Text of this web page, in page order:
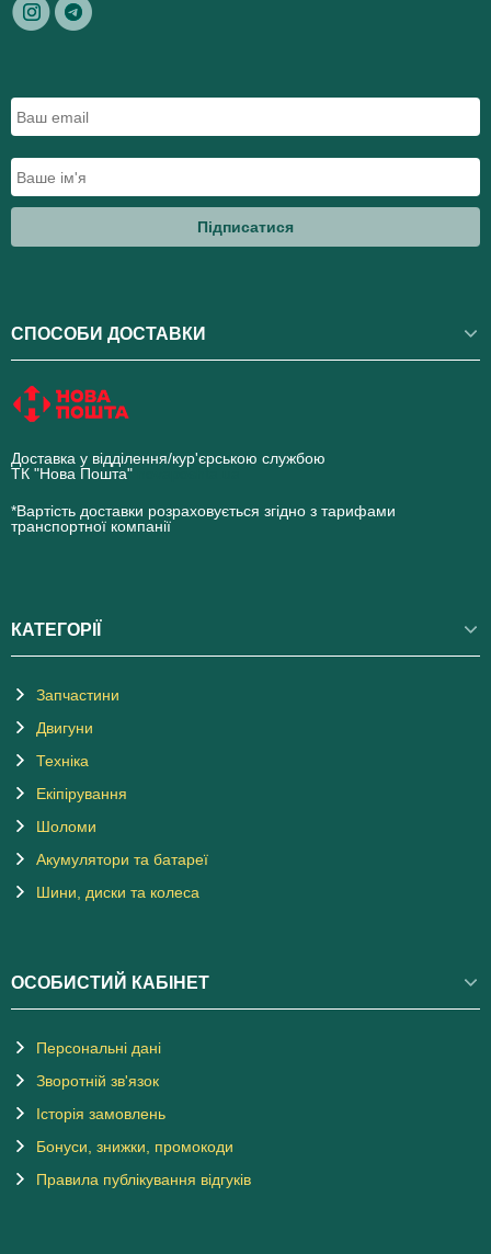
Підписатися
СПОСОБИ ДОСТАВКИ
Доставка у відділення/кур'єрською службою
ТК "Нова Пошта"
*Вартість доставки розраховується згідно з тарифами
транспортної компанії
КАТЕГОРІЇ
Запчастини
Двигуни
Техніка
Екіпірування
Шоломи
Акумулятори та батареї
Шини, диски та колеса
ОСОБИСТИЙ КАБІНЕТ
Персональні дані
Зворотній зв'язок
Історія замовлень
Бонуси, знижки, промокоди
Правила публікування відгуків